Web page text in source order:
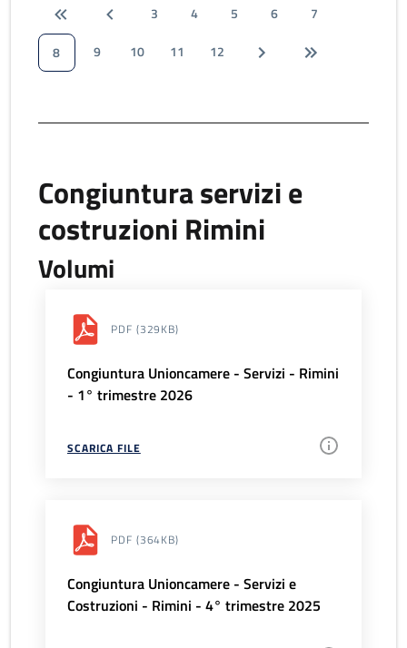
3 4 5 6
7
8
9 10 11 12
Congiuntura servizi e
costruzioni Rimini
Volumi
PDF (329KB)
Congiuntura Unioncamere - Servizi - Rimini
- 1° trimestre 2026
SCARICA FILE
PDF (364KB)
Congiuntura Unioncamere - Servizi e
Costruzioni - Rimini - 4° trimestre 2025